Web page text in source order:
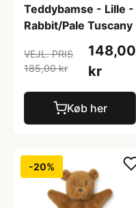
Teddybamse - Lille -
Rabbit/Pale Tuscany
VEJL. PRIS
185,00 kr
148,00
kr
Køb her
-20%